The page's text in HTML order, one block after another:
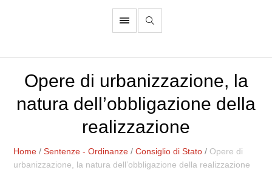
Opere di urbanizzazione, la
natura dell’obbligazione della
realizzazione
Home /Sentenze - Ordinanze /Consiglio di Stato / Opere di
urbanizzazione, la natura dell’obbligazione della realizzazione